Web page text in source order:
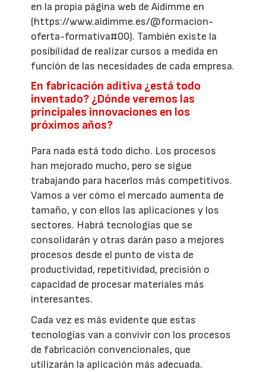
en la propia página web de Aidimme en
(https://www.aidimme.es/@formacion-
oferta-formativa#00). También existe la
posibilidad de realizar cursos a medida en
función de las necesidades de cada empresa.
En fabricación aditiva ¿está todo
inventado? ¿Dónde veremos las
principales innovaciones en los
próximos años?
Para nada está todo dicho. Los procesos
han mejorado mucho, pero se sigue
trabajando para hacerlos más competitivos.
Vamos a ver cómo el mercado aumenta de
tamaño, y con ellos las aplicaciones y los
sectores. Habrá tecnologías que se
consolidarán y otras darán paso a mejores
procesos desde el punto de vista de
productividad, repetitividad, precisión o
capacidad de procesar materiales más
interesantes.
Cada vez es más evidente que estas
tecnologías van a convivir con los procesos
de fabricación convencionales, que
utilizarán la aplicación más adecuada.